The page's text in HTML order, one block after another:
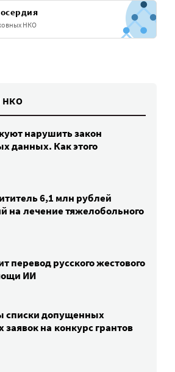
НКО
НКО
нарушить закон
данных. Как этого
6,1 млн рублей
на лечение тяжелобольного
перевод русского жестового
ИИ
списки допущенных
на конкурс грантов